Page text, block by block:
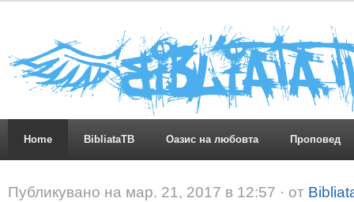
Home BibliataTB Оазис на любовта Проповед
Публикувано на мар. 21, 2017 в 12:57 · от